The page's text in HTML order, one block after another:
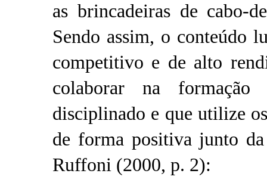
as brincadeiras de cabo-
Sendo assim, o conteúdo
competitivo e de alto
colaborar na
disciplinado e que utilize
de forma positiva junto
Ruffoni (2000, p. 2):